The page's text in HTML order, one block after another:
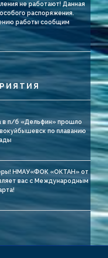
не работают! Данная
распоряжения.
работы сообщим
в п/б «Дельфин» прошло
по плаванию
НМАУ«ФОК «ОКТАН» от
вас с Международным